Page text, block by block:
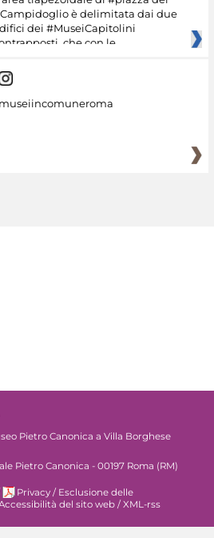
è delimitata dai due
dei #MuseiCapitolini
che con le
museiincomuneroma
Pietro Canonica a Villa Borghese
Pietro Canonica - 00197 Roma (RM)
Privacy / Esclusione delle
del sito web / XML-rss